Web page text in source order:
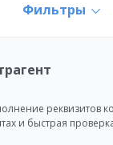
Фильтры
реквизитов
и быстрая